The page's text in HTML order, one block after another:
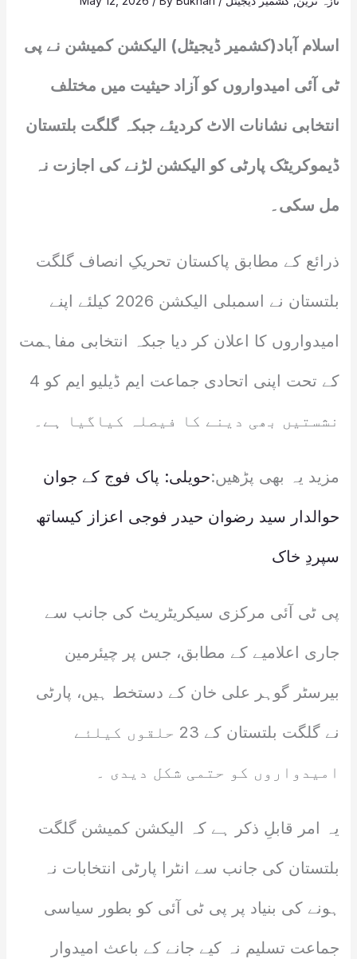
اسلام آباد(کشمیر ڈیجیٹل) الیکشن کمیشن نے پی
ٹی آئی امیدواروں کو آزاد حیثیت میں مختلف
انتخابی نشانات الاٹ کردیئے جبکہ گلگت بلتستان
ڈیموکریٹک پارٹی کو الیکشن لڑنے کی اجازت نہ
مل سکی۔
ذرائع کے مطابق پاکستان تحریکِ انصاف گلگت
بلتستان نے اسمبلی الیکشن 2026 کیلئے اپنے
امیدواروں کا اعلان کر دیا جبکہ انتخابی مفاہمت
کے تحت اپنی اتحادی جماعت ایم ڈیلیو ایم کو 4
نشستیں بھی دینے کا فیصلہ کیاگیا ہے۔
مزید یہ بھی پڑھیں:حویلی: پاک فوج کے جوان
حوالدار سید رضوان حیدر فوجی اعزاز کیساتھ
سپردِ خاک
پی ٹی آئی مرکزی سیکریٹریٹ کی جانب سے
جاری اعلامیے کے مطابق، جس پر چیئرمین
بیرسٹر گوہر علی خان کے دستخط ہیں، پارٹی
نے گلگت بلتستان کے 23 حلقوں کیلئے
امیدواروں کو حتمی شکل دیدی ۔
یہ امر قابلِ ذکر ہے کہ الیکشن کمیشن گلگت
بلتستان کی جانب سے انٹرا پارٹی انتخابات نہ
ہونے کی بنیاد پر پی ٹی آئی کو بطور سیاسی
جماعت تسلیم نہ کیے جانے کے باعث امیدوار